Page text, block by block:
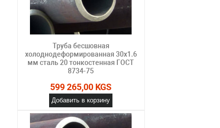
Труба бесшовная
холоднодеформированная 30х1.6
мм сталь 20 тонкостенная ГОСТ
8734-75
599 265,00 KGS
Добавить в корзину